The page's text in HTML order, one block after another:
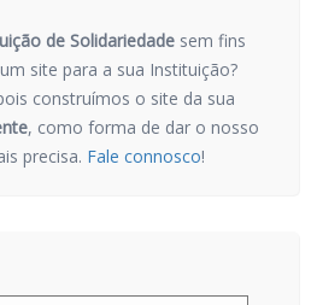
de Solidariedade sem fins
site para a sua Instituição?
construímos o site da sua
, como forma de dar o nosso
precisa. Fale connosco!